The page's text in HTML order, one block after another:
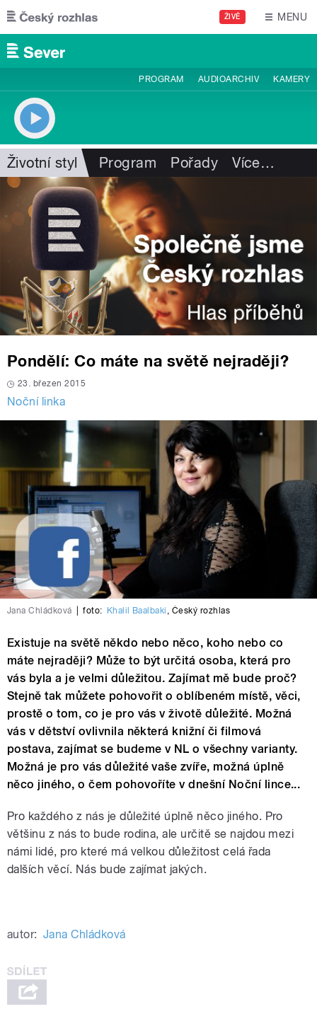
Přejít k hlavnímu obsahu
ŽIVĚ MENU
PROGRAM AUDIOARCHIV KAMERY
Životní styl Program Pořady Více…
Pondělí: Co máte na světě nejraději?
23. březen 2015
Noční linka
Jana Chládková foto: Khalil Baalbaki , Český rozhlas
Existuje na světě někdo nebo něco, koho nebo co
máte nejraději? Může to být určitá osoba, která pro
vás byla a je velmi důležitou. Zajímat mě bude proč?
Stejně tak můžete pohovořit o oblíbeném místě, věci,
prostě o tom, co je pro vás v životě důležité. Možná
vás v dětství ovlivnila některá knižní či filmová
postava, zajímat se budeme v NL o všechny varianty.
Možná je pro vás důležité vaše zvíře, možná úplně
něco jiného, o čem pohovoříte v dnešní Noční lince...
Pro každého z nás je důležité úplně něco jiného. Pro
většinu z nás to bude rodina, ale určitě se najdou mezi
námi lidé, pro které má velkou důležitost celá řada
dalších věcí. Nás bude zajímat jakých.
autor: Jana Chládková